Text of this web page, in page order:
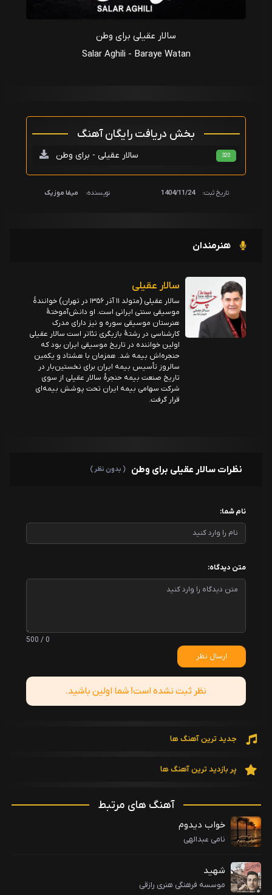
سالار عقیلی برای وطن
Salar Aghili - Baraye Watan
بخش دریافت رایگان آهنگ
سالار عقیلی - برای وطن 320
تاریخ ثبت: 1404/11/24 نویسنده: میفا موزیک
هنرمندان
سالار عقیلی
سالار عقیلی (متولد ۱۱ آذر ۱۳۵۶ در تهران) خوانندهٔ
موسیقی سنتی ایرانی است. او دانش‌آموختهٔ
هنرستان موسیقی سوره و نیز دارای مدرک
کارشناسی در رشتهٔ بازیگری تئاتر است سالار عقیلی
اولین خواننده در تاریخ موسیقی ایران بود که
حنجره‌اش بیمه شد. همزمان با هشتاد و یکمین
سالروز تأسیس بیمه ایران برای نخستین‌بار در
تاریخ صنعت بیمه حنجرهٔ سالار عقیلی از سوی
شرکت سهامی بیمه ایران تحت پوشش بیمه‌ای
قرار گرفت.
نظرات سالار عقیلی برای وطن ( بدون نظر )
نام شما:
متن دیدگاه:
0 / 500
ارسال نظر
نظر ثبت نشده است! شما اولین باشید.
جدید ترین آهنگ ها
پر بازدید ترین آهنگ ها
آهنگ های مرتبط
خواب دیدوم
نامی عبدالهی
شهید
موسسه فرهنگی هنری رازقی